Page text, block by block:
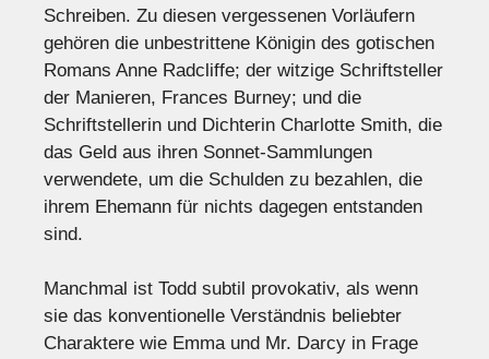
Schreiben. Zu diesen vergessenen Vorläufern
gehören die unbestrittene Königin des gotischen
Romans Anne Radcliffe; der witzige Schriftsteller
der Manieren, Frances Burney; und die
Schriftstellerin und Dichterin Charlotte Smith, die
das Geld aus ihren Sonnet-Sammlungen
verwendete, um die Schulden zu bezahlen, die
ihrem Ehemann für nichts dagegen entstanden
sind.
Manchmal ist Todd subtil provokativ, als wenn
sie das konventionelle Verständnis beliebter
Charaktere wie Emma und Mr. Darcy in Frage